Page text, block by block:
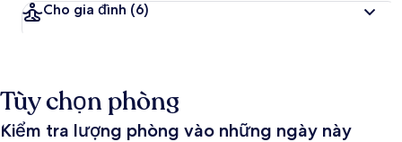
Cho gia đình (6)
Tùy chọn phòng
Kiểm tra lượng phòng vào những ngày này